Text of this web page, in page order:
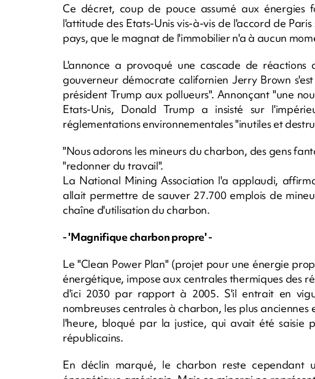
Ce décret, coup de pouce assumé aux énergies
l'attitude des Etats-Unis vis-à-vis de l'accord de
pays, que le magnat de l'immobilier n'a à aucun
L'annonce a provoqué une cascade de
gouverneur démocrate californien Jerry Brown
président Trump aux pollueurs". Annonçant "une
Etats-Unis, Donald Trump a insisté sur
réglementations environnementales "inutiles et
"Nous adorons les mineurs du charbon, des gens
"redonner du travail".
La National Mining Association l'a applaudi,
allait permettre de sauver 27.700 emplois de
chaîne d'utilisation du charbon.
- 'Magnifique charbon propre' -
Le "Clean Power Plan" (projet pour une énergie
énergétique, impose aux centrales thermiques des
d'ici 2030 par rapport à 2005. S'il entrait en
nombreuses centrales à charbon, les plus
l'heure, bloqué par la justice, qui avait été saisie
républicains.
En déclin marqué, le charbon reste cependant